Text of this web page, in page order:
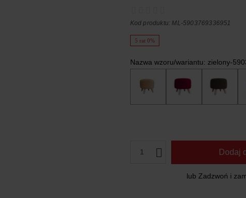
Kod produktu: ML-5903769336951
5 rat 0%
Nazwa wzoru/wariantu: zielony-
1 Dodaj
lub Zadzwoń i